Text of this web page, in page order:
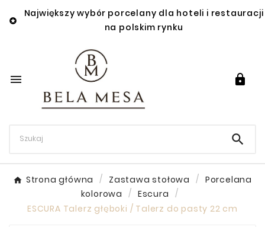

Największy wybór porcelany dla hoteli i restauracji
na polskim rynku
 

Strona główna Zastawa stołowa
Porcelana
kolorowa
Escura
ESCURA Talerz głęboki / Talerz do pasty 22 cm